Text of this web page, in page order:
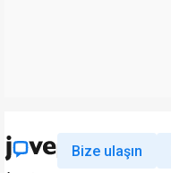
Bize ulaşın